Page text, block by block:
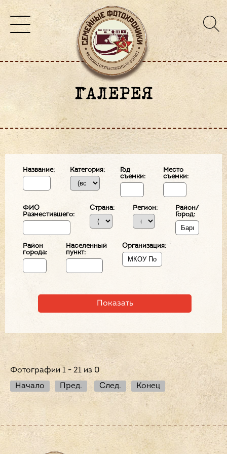
ГАЛЕРЕЯ
Название: Категория:
Год
съемки:
Место
съемки:
ФИО
Разместившего:
Страна: Регион:
Район/
Город:
Район
города:
Населенный
пункт:
Организация:
Фотографии 1 - 21 из 0
Начало
Пред. След. Конец